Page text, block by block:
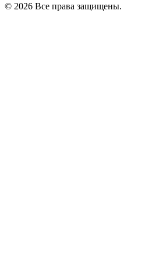
© 2026 Все права защищены.